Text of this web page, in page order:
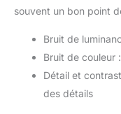
souvent un bon point
Bruit de
Bruit de couleur
Détail et
des détails